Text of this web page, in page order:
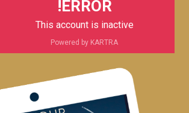
ERROR!
This account is inactive
Powered by KARTRA